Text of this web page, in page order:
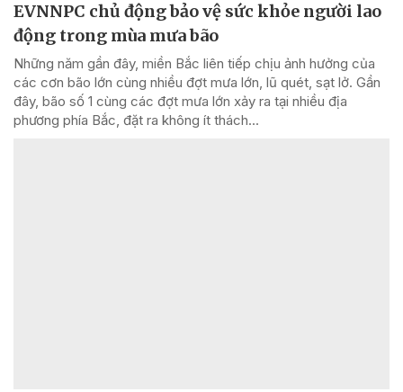
EVNNPC chủ động bảo vệ sức khỏe người lao
động trong mùa mưa bão
Những năm gần đây, miền Bắc liên tiếp chịu ảnh hưởng của
các cơn bão lớn cùng nhiều đợt mưa lớn, lũ quét, sạt lở. Gần
đây, bão số 1 cùng các đợt mưa lớn xảy ra tại nhiều địa
phương phía Bắc, đặt ra không ít thách...